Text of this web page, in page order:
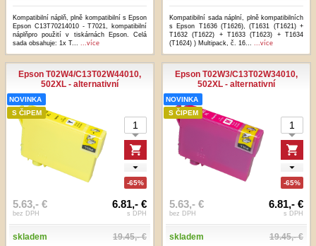
Kompatibilní náplň, plně kompatibilní s Epson
Epson C13T70214010 - T7021, kompatibilní
náplňpro použití v tiskárnách Epson. Celá
sada obsahuje: 1x T... ...více
Kompatibilní sada náplní, plně kompatibilních
s Epson T1636 (T1626), (T1631 (T1621) +
T1632 (T1622) + T1633 (T1623) + T1634
(T1624) ) Multipack, č. 16... ...více
Epson T02W4/C13T02W44010,
502XL - alternativní
NOVINKA
S ČIPEM
-65%
5.63,- €
bez DPH
6.81,- €
s DPH
skladem 19.45,- €
Epson T02W3/C13T02W34010,
502XL - alternativní
NOVINKA
S ČIPEM
-65%
5.63,- €
bez DPH
6.81,- €
s DPH
skladem 19.45,- €